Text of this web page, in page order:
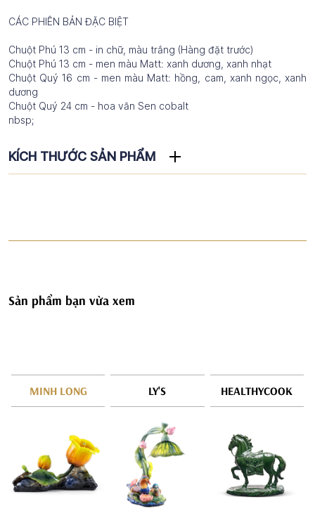
CÁC PHIÊN BẢN ĐẶC BIỆT
Chuột Phú 13 cm - in chữ, màu trắng (Hàng đặt trước)
Chuột Phú 13 cm - men màu Matt: xanh dương, xanh nhạt
Chuột Quý 16 cm - men màu Matt: hồng, cam, xanh ngọc, xanh
dương
Chuột Quý 24 cm - hoa văn Sen cobalt
nbsp;
KÍCH THƯỚC SẢN PHẨM
Sản phẩm bạn vừa xem
MINH LONG LY'S HEALTHYCOOK